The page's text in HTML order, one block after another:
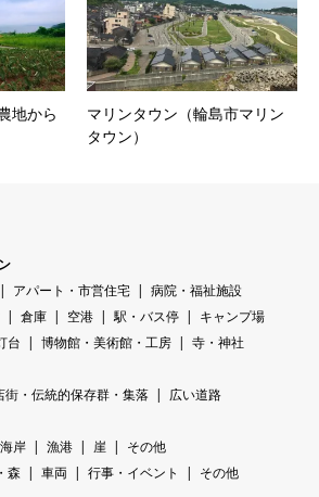
地から
マリンタウン（輪島市マリン
タウン）
アパート・市営住宅
病院・福祉施設
倉庫 空港 駅・バス停
キャンプ場
台 博物館・美術館・工房
寺・神社
街・伝統的保存群・集落
広い道路
海岸 漁港 崖
その他
森 車両 行事・イベント その他